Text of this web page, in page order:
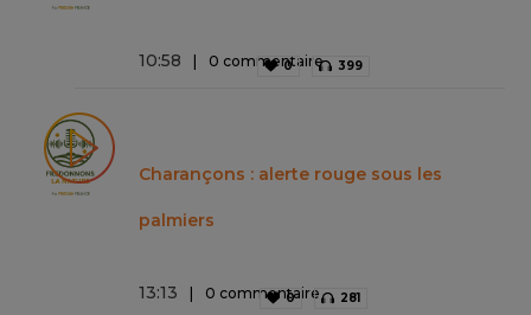
10:58 0 commentaire
0 399
Charançons : alerte rouge sous les
palmiers
13:13 0 commentaire
0 281